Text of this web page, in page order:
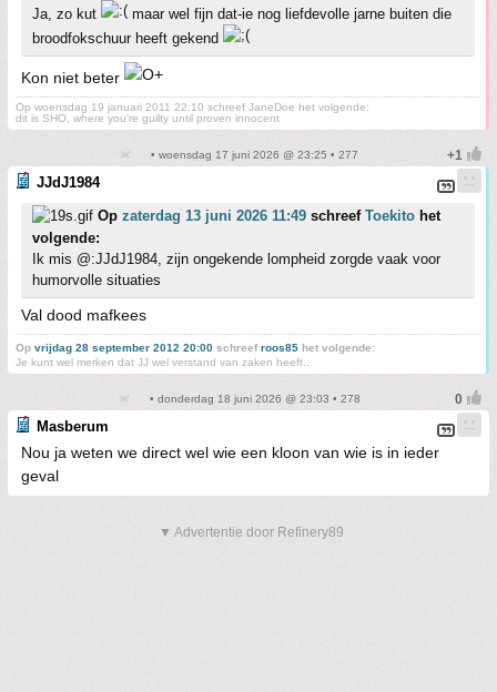
Ja, zo kut
maar wel fijn dat-ie nog liefdevolle jarne buiten die
broodfokschuur heeft gekend
Kon niet beter
Op woensdag 19 januari 2011 22:10 schreef JaneDoe het volgende:
dit is SHO, where you're guilty until proven innocent
• woensdag 17 juni 2026 @ 23:25 • 277
JJdJ1984
Op zaterdag 13 juni 2026 11:49 schreef Toekito het
volgende:
Ik mis @:JJdJ1984, zijn ongekende lompheid zorgde vaak voor
humorvolle situaties
Val dood mafkees
Op vrijdag 28 september 2012 20:00 schreefroos85 het volgende:
Je kunt wel merken dat JJ wel verstand van zaken heeft..
• donderdag 18 juni 2026 @ 23:03 • 278
Masberum
Nou ja weten we direct wel wie een kloon van wie is in ieder
geval
▼ Advertentie door Refinery89